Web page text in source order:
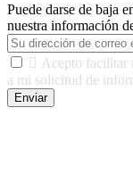
Puede darse de baja
nuestra información
 Acepto facilitar
a mi solicitud de
Enviar